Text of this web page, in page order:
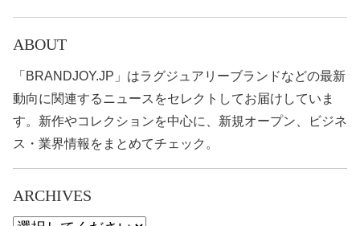
ABOUT
「BRANDJOY.JP」はラグジュアリーブランドなどの最新
動向に関連するニュースをセレクトしてお届けしていま
す。新作やコレクションを中心に、新規オープン、ビジネ
ス・業界情報をまとめてチェック。
ARCHIVES